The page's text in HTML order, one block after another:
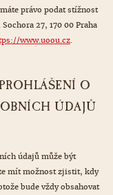
právo podat stížnost
27, 170 00 Praha
www.uoou.cz.
O
ÚDAJŮ
údajů může být
mít možnost zjistit, kdy
bude vždy obsahovat